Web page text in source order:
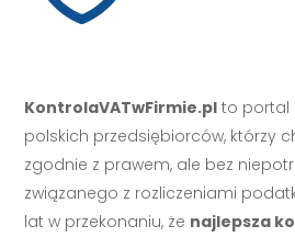
KontrolaVATwFirmie.pl to portal
polskich przedsiębiorców, którzy
zgodnie z prawem, ale bez
związanego z rozliczeniami
lat w przekonaniu, że najlepsza